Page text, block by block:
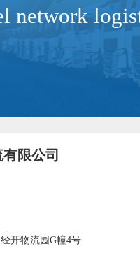
network
限公司
开物流园G幢4号